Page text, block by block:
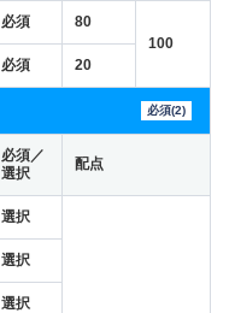
必須
80
100
必須 20
必須(2)
必須／
選択
配点
選択
選択
選択